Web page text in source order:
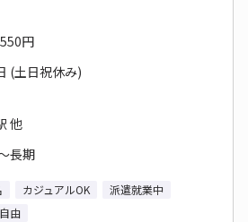
円
(土日祝休み)
他
長期
カジュアルOK
派遣就業中
由